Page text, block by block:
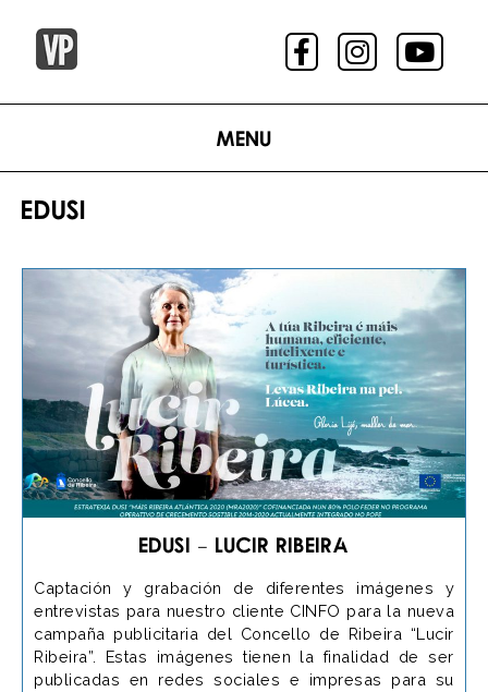
Menu
EDUSI
EDUSI – Lucir Ribeira
Captación y grabación de diferentes imágenes y
entrevistas para nuestro cliente CINFO para la nueva
campaña publicitaria del Concello de Ribeira “Lucir
Ribeira”. Estas imágenes tienen la finalidad de ser
publicadas en redes sociales e impresas para su